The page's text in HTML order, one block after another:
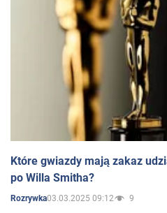
Które gwiazdy mają zakaz
po Willa Smitha?
Rozrywka03.03.2025 09:12 9